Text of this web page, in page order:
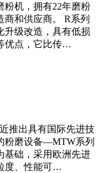
粉机，拥有22年磨粉
和供应商。 R系列
升级改造，具有低损
优点，它比传…
推出具有国际先进技
粉磨设备—MTW系列
基础，采用欧洲先进
度、性能可…